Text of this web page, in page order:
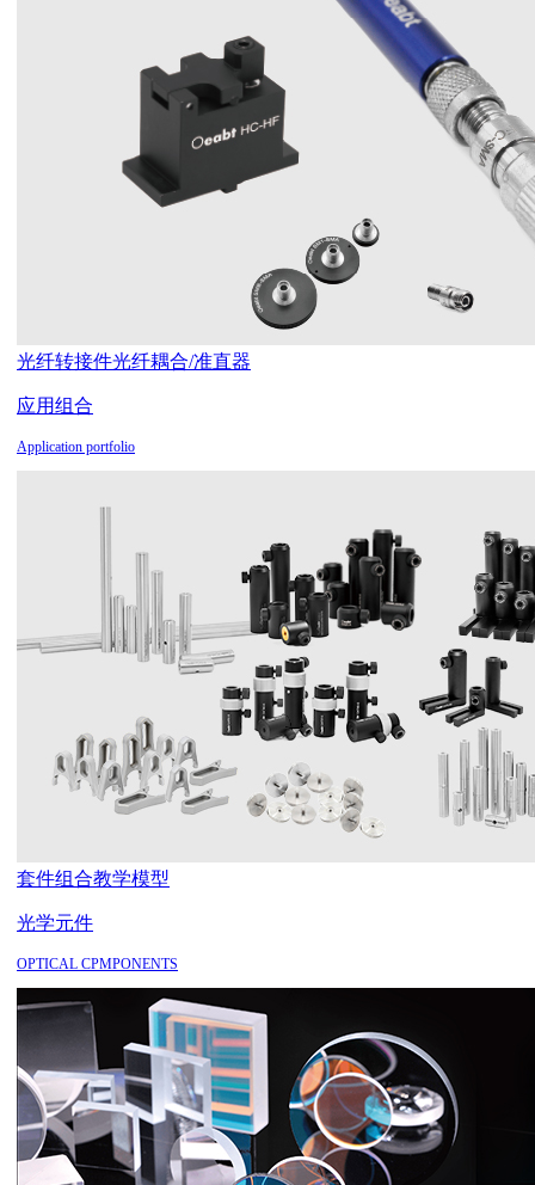
光纤转接件光纤耦合/准直器
应用组合
Application portfolio
套件组合教学模型
光学元件
OPTICAL CPMPONENTS